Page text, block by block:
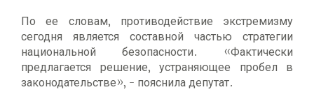
По ее словам, противодействие экстремизму
сегодня является составной частью стратегии
национальной безопасности. «Фактически
предлагается решение, устраняющее пробел в
законодательстве», - пояснила депутат.